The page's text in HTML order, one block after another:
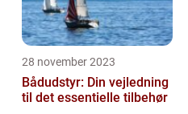
28 november 2023
Bådudstyr: Din vejledning
til det essentielle tilbehør